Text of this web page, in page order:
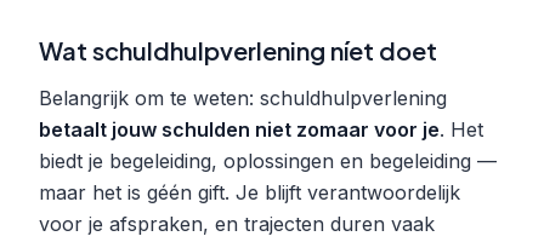
Wat schuldhulpverlening níet doet
Belangrijk om te weten: schuldhulpverlening
betaalt jouw schulden niet zomaar voor je. Het
biedt je begeleiding, oplossingen en begeleiding —
maar het is géén gift. Je blijft verantwoordelijk
voor je afspraken, en trajecten duren vaak